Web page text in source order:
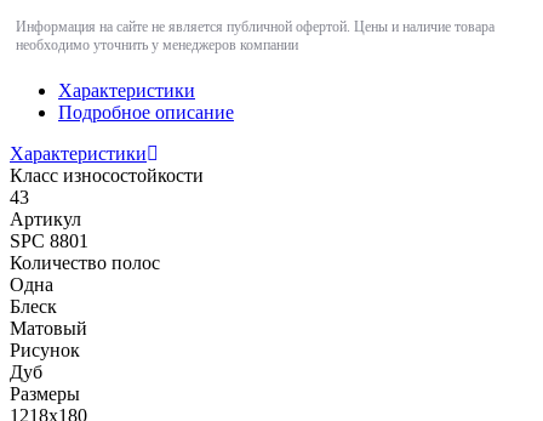
Информация на сайте не является публичной офертой. Цены и наличие товара
необходимо уточнить у менеджеров компании
Характеристики
Подробное описание
Характеристики
Класс износостойкости
43
Артикул
SPC 8801
Количество полос
Одна
Блеск
Матовый
Рисунок
Дуб
Размеры
1218x180